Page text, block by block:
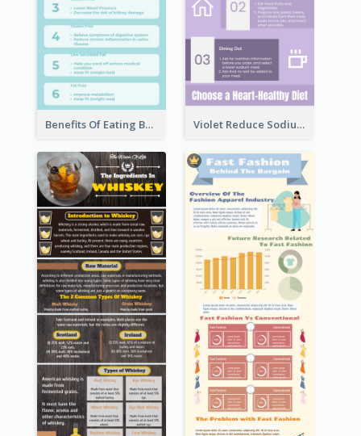
Benefits Of Eating Banana Infographic Violet Reduce Sodium Infographic Idea Design